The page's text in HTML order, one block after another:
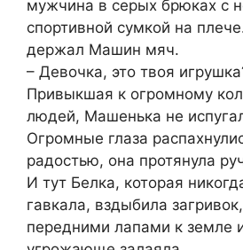
мужчина в серых брюках с
спортивной сумкой на
держал Машин мяч.
– Девочка, это твоя
Привыкшая к огромному
людей, Машенька не
Огромные глаза
радостью, она протянула
И тут Белка, которая
гавкала, вздыбила
передними лапами к земле